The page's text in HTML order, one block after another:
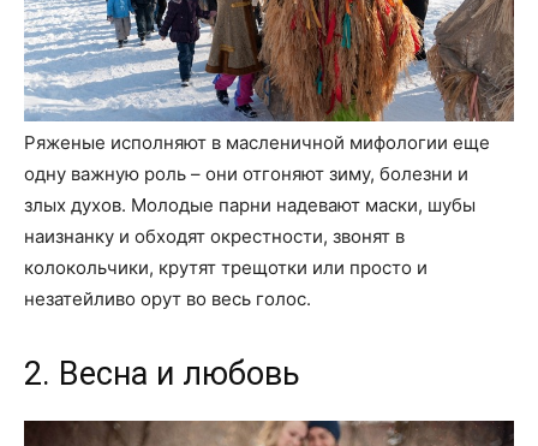
Ряженые исполняют в масленичной мифологии еще
одну важную роль – они отгоняют зиму, болезни и
злых духов. Молодые парни надевают маски, шубы
наизнанку и обходят окрестности, звонят в
колокольчики, крутят трещотки или просто и
незатейливо орут во весь голос.
2. Весна и любовь